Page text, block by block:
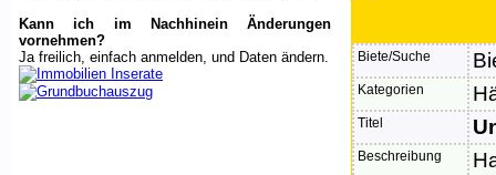
Kann ich im Nachhinein Änderungen
vornehmen?
Ja freilich, einfach anmelden, und Daten ändern.
Biete/Suche
Kategorien
Titel
Beschreibung